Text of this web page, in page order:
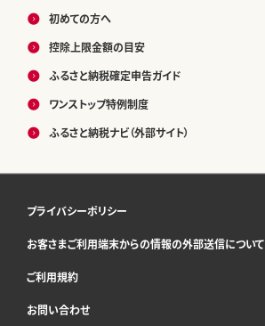
初めての方へ
控除上限金額の目安
ふるさと納税確定申告ガイド
ワンストップ特例制度
ふるさと納税ナビ（外部サイト）
プライバシーポリシー
お客さまご利用端末からの情報の外部送信について
ご利用規約
お問い合わせ